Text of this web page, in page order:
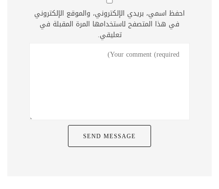
احفظ اسمي، بريدي الإلكتروني، والموقع الإلكتروني
في هذا المتصفح لاستخدامها المرة المقبلة في
تعليقي.